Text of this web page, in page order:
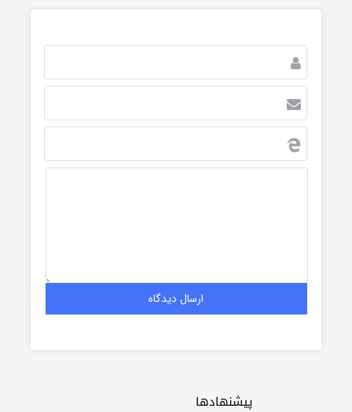
پیشنهادها